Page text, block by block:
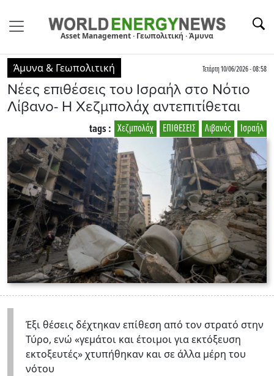
Asset Management · Γεωπολιτική · Άμυνα
Άμυνα & Γεωπολιτική Τετάρτη 10/06/2026 - 08:58
Νέες επιθέσεις του Ισραήλ στο Νότιο
Λίβανο- Η Χεζμπολάχ αντεπιτίθεται
Ισραήλ
Λιβανός
ΕΠΙΘΕΣΕΙΣ
Χεζμπολάχ
tags :
Έξι θέσεις δέχτηκαν επίθεση από τον στρατό στην
Τύρο, ενώ «γεμάτοι και έτοιμοι για εκτόξευση
εκτοξευτές» χτυπήθηκαν και σε άλλα μέρη του
νότου